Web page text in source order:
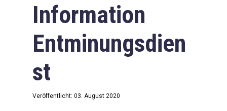
Information
Entminungsdien
st
Veröffentlicht: 03. August 2020